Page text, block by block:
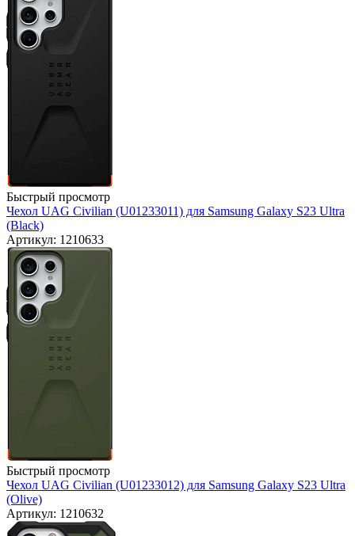
Быстрый просмотр
Чехол UAG Civilian (U01233011) для Samsung Galaxy S23 Ultra
(Black)
Артикул: 1210633
Быстрый просмотр
Чехол UAG Civilian (U01233012) для Samsung Galaxy S23 Ultra
(Olive)
Артикул: 1210632